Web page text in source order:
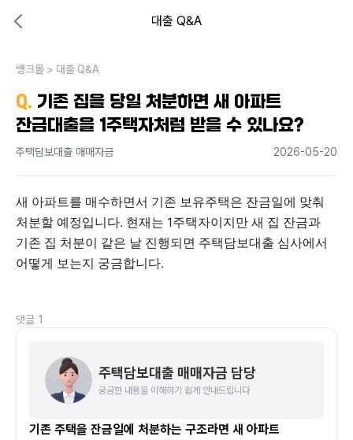
대출 Q&A
내 상황엔 어떤 방법이 있을까?
뱅크몰 > 대출 Q&A
Q. 기존 집을 당일 처분하면 새 아파트
잔금대출을 1주택자처럼 받을 수 있나요?
주택담보대출 매매자금 2026-05-20
새 아파트를 매수하면서 기존 보유주택은 잔금일에 맞춰
처분할 예정입니다. 현재는 1주택자이지만 새 집 잔금과
기존 집 처분이 같은 날 진행되면 주택담보대출 심사에서
어떻게 보는지 궁금합니다.
댓글 1
주택담보대출 매매자금 담당
궁금한 내용을 이해하기 쉽게 안내드립니다
기존 주택을 잔금일에 처분하는 구조라면 새 아파트